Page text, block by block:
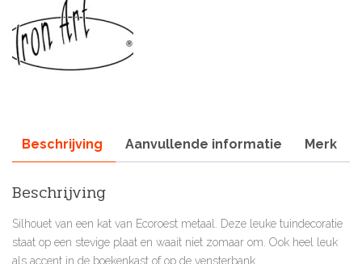
Beschrijving Aanvullende informatie Merk
Beschrijving
Silhouet van een kat van Ecoroest metaal. Deze leuke tuindecoratie
staat op een stevige plaat en waait niet zomaar om. Ook heel leuk
als accent in de boekenkast of op de vensterbank.